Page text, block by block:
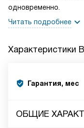
одновременно.
Читать подробнее
Характеристики
Гарантия, мес
ОБЩИЕ